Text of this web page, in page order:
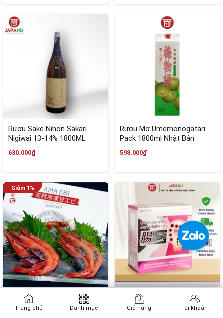
Rượu Sake Nihon Sakari
Nigiwai 13-14% 1800ML
630.000₫
Rượu Mơ Umemonogatari
Pack 1800ml Nhật Bản
598.000₫
Tôm ngọt Amaebi - 1Kg size
MEN LỢI KHUẨN INULIN HỖ
TRỢ SỨC KHOẺ ĐƯỜNG
Trang chủ Danh mục Giỏ hàng Tài khoản